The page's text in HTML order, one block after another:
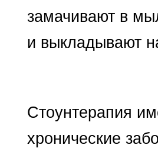
замачивают в
и выкладывают
Стоунтерапия
хронические